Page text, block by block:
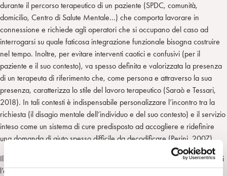
durante il percorso terapeutico di un paziente (SPDC, comunità,
domicilio, Centro di Salute Mentale…) che comporta lavorare in
connessione e richiede agli operatori che si occupano del caso ad
interrogarsi su quale faticosa integrazione funzionale bisogna costruire
nel tempo. Inoltre, per evitare interventi caotici e confusivi (per il
paziente e il suo contesto), va spesso definita e valorizzata la presenza
di un terapeuta di riferimento che, come persona e attraverso la sua
presenza, caratterizza lo stile del lavoro terapeutico (Saraò e Tessari,
2018). In tali contesti è indispensabile personalizzare l’incontro tra la
richiesta (il disagio mentale dell’individuo e del suo contesto) e il servizio
inteso come un sistema di cure predisposto ad accogliere e ridefinire
una domanda di aiuto spesso difficile da decodificare (Perini, 2007).
Il fisico Carlo Rovelli (2014) ci ricorda che persino nella fisica dei quanti
l’osservatore influenza i fenomeni e che questi non sono mai oggettivi,